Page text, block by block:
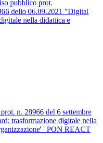
pubblico prot.
dello 06.09.2021 "Digital
nella didattica e
n. 28966 del 6 settembre
trasformazione digitale nella
' PON REACT